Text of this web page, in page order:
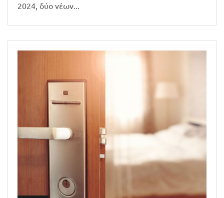
2024, δύο νέων...